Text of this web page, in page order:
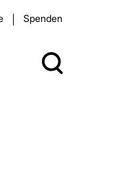
Spenden